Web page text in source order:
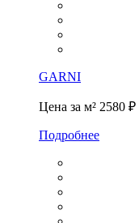
GARNI
Цена за м² 2580 ₽
Подробнее